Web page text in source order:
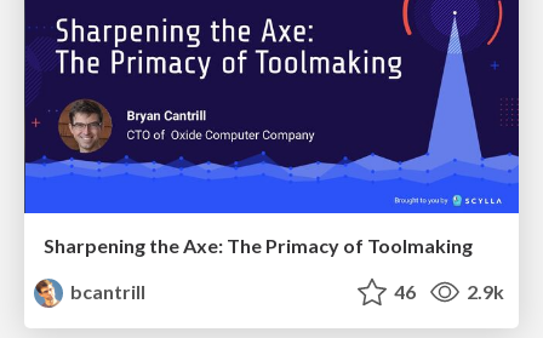
Sharpening the Axe: The Primacy of Toolmaking
bcantrill
46 2.9k